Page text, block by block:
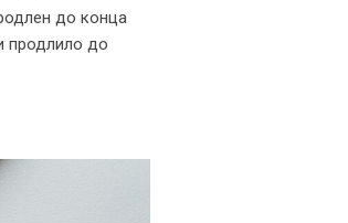
до конца
продлило до